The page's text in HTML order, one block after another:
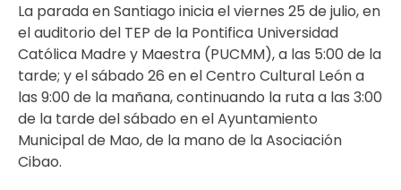
La parada en Santiago inicia el viernes 25 de julio, en
el auditorio del TEP de la Pontifica Universidad
Católica Madre y Maestra (PUCMM), a las 5:00 de la
tarde; y el sábado 26 en el Centro Cultural León a
las 9:00 de la mañana, continuando la ruta a las 3:00
de la tarde del sábado en el Ayuntamiento
Municipal de Mao, de la mano de la Asociación
Cibao.